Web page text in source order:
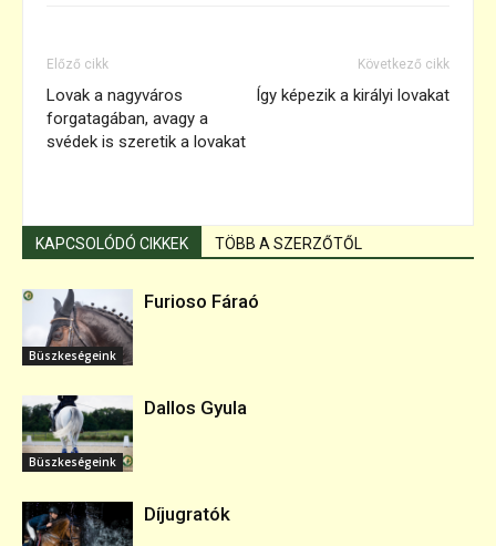
Előző cikk
Lovak a nagyváros
forgatagában, avagy a
svédek is szeretik a lovakat
Következő cikk
Így képezik a királyi lovakat
KAPCSOLÓDÓ CIKKEK TÖBB A SZERZŐTŐL
Büszkeségeink
Furioso Fáraó
Büszkeségeink
Dallos Gyula
Díjugratók